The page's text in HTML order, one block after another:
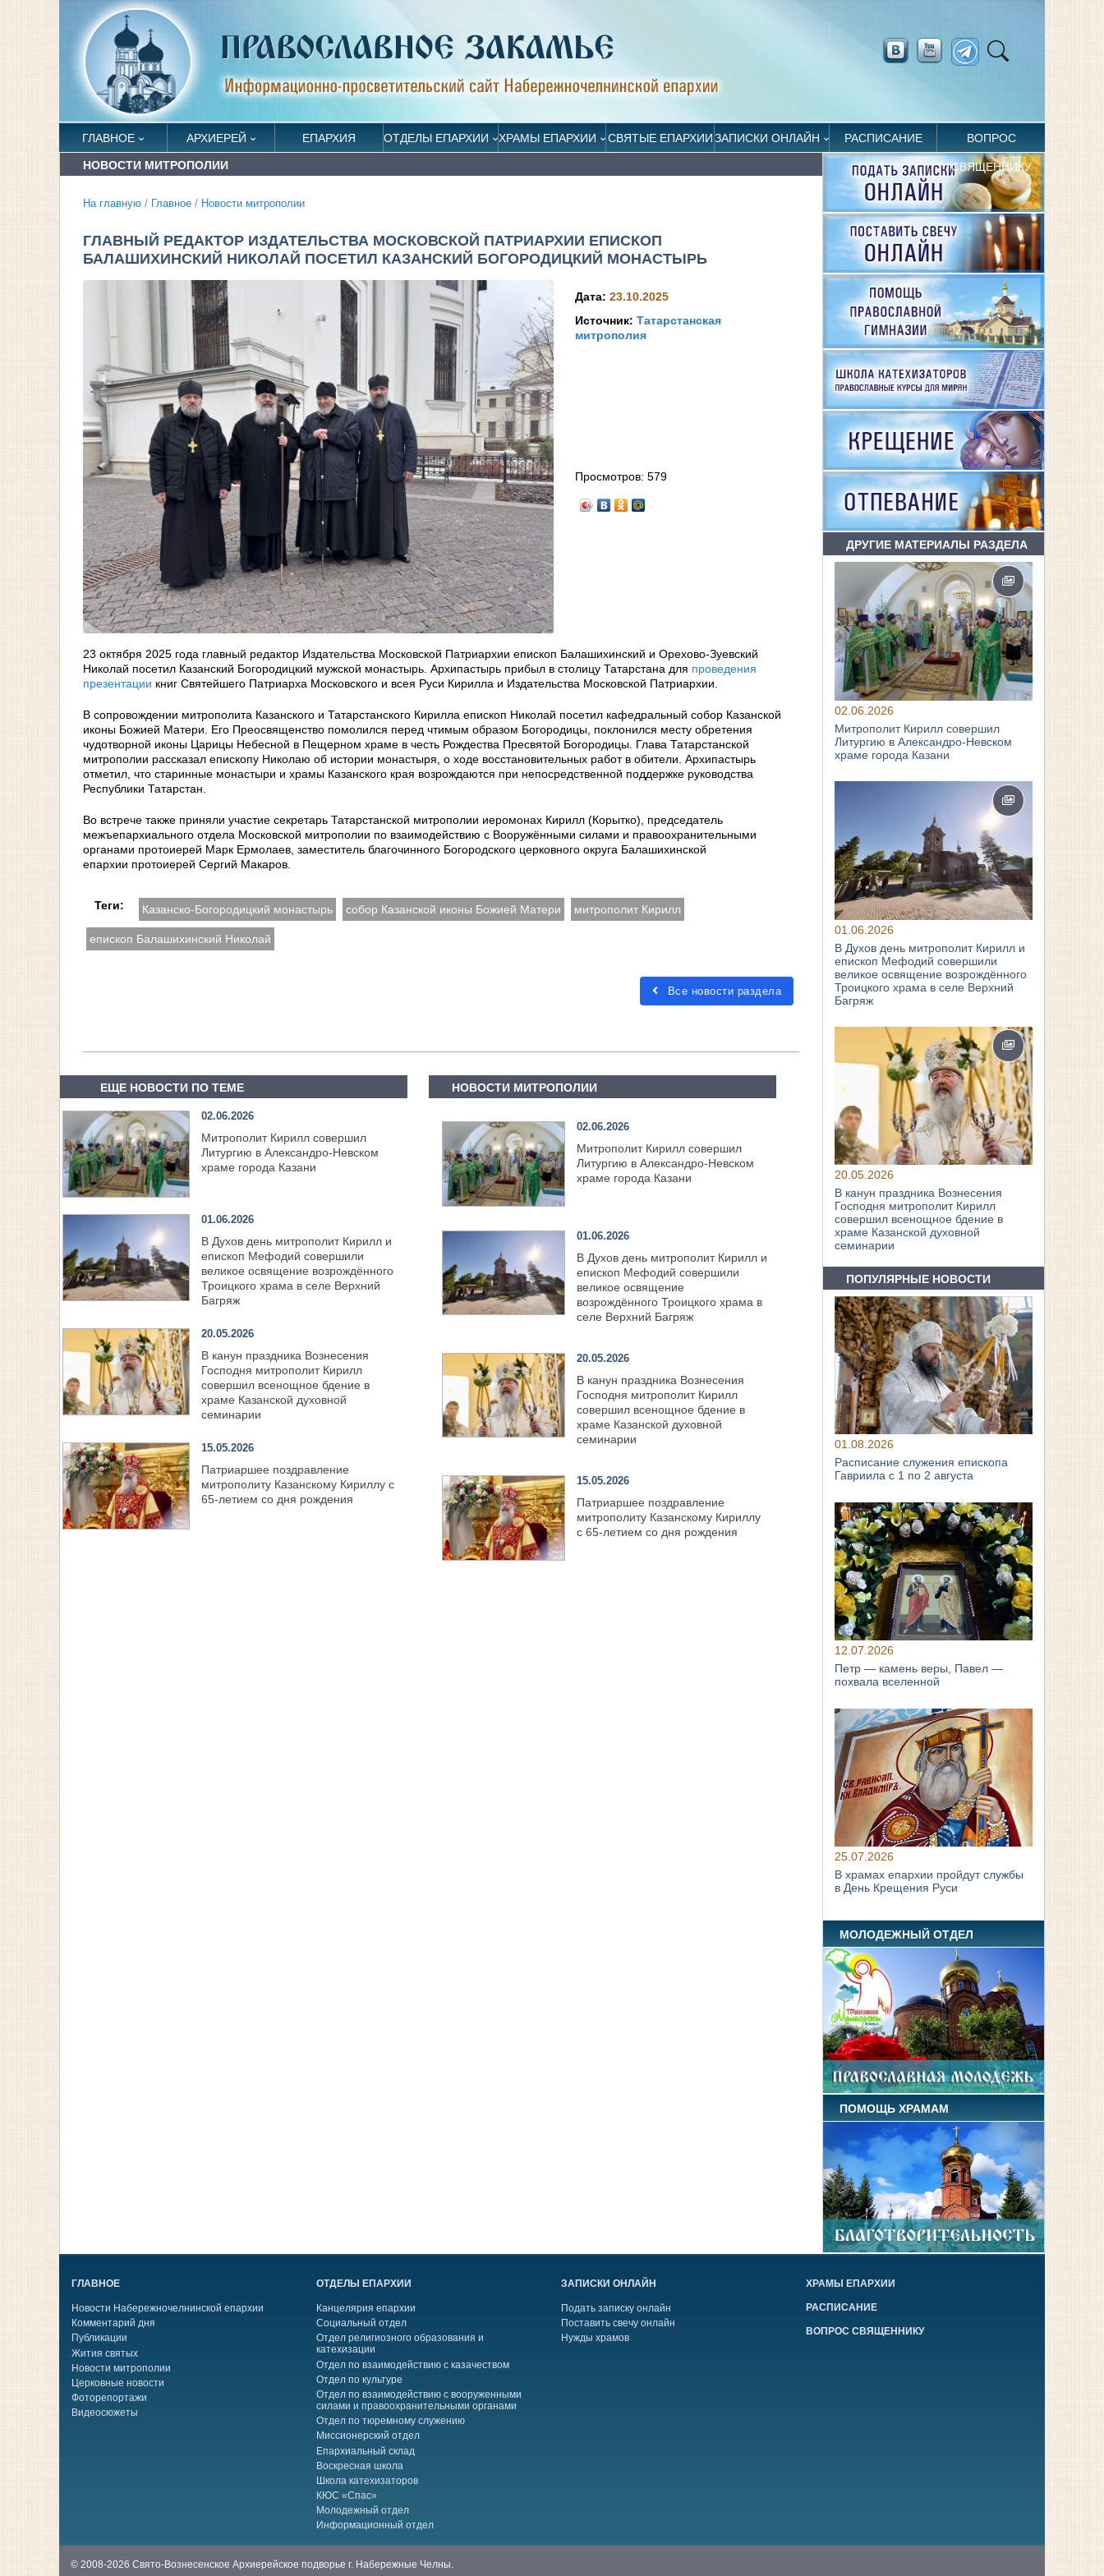
ГЛАВНОЕ АРХИЕРЕЙ ЕПАРХИЯ ОТДЕЛЫ ЕПАРХИИ ХРАМЫ ЕПАРХИИ СВЯТЫЕ ЕПАРХИИЗАПИСКИ ОНЛАЙН РАСПИСАНИЕ ВОПРОС
СВЯЩЕННИКУ
НОВОСТИ МИТРОПОЛИИ
На главную / Главное / Новости митрополии
ГЛАВНЫЙ РЕДАКТОР ИЗДАТЕЛЬСТВА МОСКОВСКОЙ ПАТРИАРХИИ ЕПИСКОП
БАЛАШИХИНСКИЙ НИКОЛАЙ ПОСЕТИЛ КАЗАНСКИЙ БОГОРОДИЦКИЙ МОНАСТЫРЬ
Дата:23.10.2025
Источник:Татарстанская
митрополия
Просмотров:579
23 октября 2025 года главный редактор Издательства Московской Патриархии епископ Балашихинский и Орехово-Зуевский
Николай посетил Казанский Богородицкий мужской монастырь. Архипастырь прибыл в столицу Татарстана для проведения
презентации книг Святейшего Патриарха Московского и всея Руси Кирилла и Издательства Московской Патриархии.
В сопровождении митрополита Казанского и Татарстанского Кирилла епископ Николай посетил кафедральный собор Казанской
иконы Божией Матери. Его Преосвященство помолился перед чтимым образом Богородицы, поклонился месту обретения
чудотворной иконы Царицы Небесной в Пещерном храме в честь Рождества Пресвятой Богородицы. Глава Татарстанской
митрополии рассказал епископу Николаю об истории монастыря, о ходе восстановительных работ в обители. Архипастырь
отметил, что старинные монастыри и храмы Казанского края возрождаются при непосредственной поддержке руководства
Республики Татарстан.
Во встрече также приняли участие секретарь Татарстанской митрополии иеромонах Кирилл (Корытко), председатель
межъепархиального отдела Московской митрополии по взаимодействию с Вооружёнными силами и правоохранительными
органами протоиерей Марк Ермолаев, заместитель благочинного Богородского церковного округа Балашихинской
епархии протоиерей Сергий Макаров.
Теги: Казанско-Богородицкий монастырь собор Казанской иконы Божией Матери митрополит Кирилл
епископ Балашихинский Николай
Все новости раздела
ЕЩЕ НОВОСТИ ПО ТЕМЕ
02.06.2026
Митрополит Кирилл совершил
Литургию в Александро-Невском
храме города Казани
01.06.2026
В Духов день митрополит Кирилл и
епископ Мефодий совершили
великое освящение возрождённого
Троицкого храма в селе Верхний
Багряж
20.05.2026
В канун праздника Вознесения
Господня митрополит Кирилл
совершил всенощное бдение в
храме Казанской духовной
семинарии
15.05.2026
Патриаршее поздравление
митрополиту Казанскому Кириллу с
65-летием со дня рождения
НОВОСТИ МИТРОПОЛИИ
02.06.2026
Митрополит Кирилл совершил
Литургию в Александро-Невском
храме города Казани
01.06.2026
В Духов день митрополит Кирилл и
епископ Мефодий совершили
великое освящение
возрождённого Троицкого храма в
селе Верхний Багряж
20.05.2026
В канун праздника Вознесения
Господня митрополит Кирилл
совершил всенощное бдение в
храме Казанской духовной
семинарии
15.05.2026
Патриаршее поздравление
митрополиту Казанскому Кириллу
с 65-летием со дня рождения
ДРУГИЕ МАТЕРИАЛЫ РАЗДЕЛА
02.06.2026
Митрополит Кирилл совершил
Литургию в Александро-Невском
храме города Казани
01.06.2026
В Духов день митрополит Кирилл и
епископ Мефодий совершили
великое освящение возрождённого
Троицкого храма в селе Верхний
Багряж
20.05.2026
В канун праздника Вознесения
Господня митрополит Кирилл
совершил всенощное бдение в
храме Казанской духовной
семинарии
ПОПУЛЯРНЫЕ НОВОСТИ
01.08.2026
Расписание служения епископа
Гавриила с 1 по 2 августа
12.07.2026
Петр — камень веры, Павел —
похвала вселенной
25.07.2026
В храмах епархии пройдут службы
в День Крещения Руси
МОЛОДЕЖНЫЙ ОТДЕЛ
ПОМОЩЬ ХРАМАМ
ГЛАВНОЕ
Новости Набережночелнинской епархии
Комментарий дня
Публикации
Жития святых
Новости митрополии
Церковные новости
Фоторепортажи
Видеосюжеты
ОТДЕЛЫ ЕПАРХИИ
Канцелярия епархии
Социальный отдел
Отдел религиозного образования и
катехизации
Отдел по взаимодействию с казачеством
Отдел по культуре
Отдел по взаимодействию с вооруженными
силами и правоохранительными органами
Отдел по тюремному служению
Миссионерский отдел
Епархиальный склад
Воскресная школа
Школа катехизаторов
КЮС «Спас»
Молодежный отдел
Информационный отдел
ЗАПИСКИ ОНЛАЙН
Подать записку онлайн
Поставить свечу онлайн
Нужды храмов
ХРАМЫ ЕПАРХИИ
РАСПИСАНИЕ
ВОПРОС СВЯЩЕННИКУ
© 2008-2026 Свято-Вознесенское Архиерейское подворье г. Набережные Челны.